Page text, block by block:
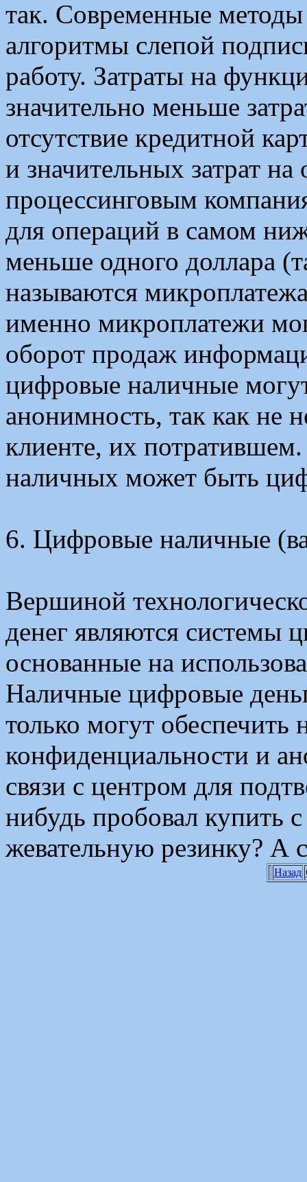
так. Современные
алгоритмы слепой
работу. Затраты на
значительно меньше
отсутствие кредитной
и значительных затрат на
процессинговым
для операций в самом
меньше одного доллара
называются
именно микроплатежи
оборот продаж
цифровые наличные
анонимность, так как не
клиенте, их
наличных может быть
6. Цифровые наличные
Вершиной
денег являются системы
основанные на
Наличные цифровые
только могут
конфиденциальности и
связи с центром для
нибудь пробовал купить
жевательную резинку?
Назад